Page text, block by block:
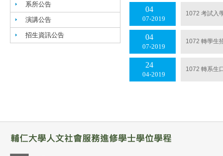
系所公告
演講公告
招生資訊公告
07 2019
04 1072 考試入
07 2019
04 1072 轉學生
04 2019
24 1072 轉系生